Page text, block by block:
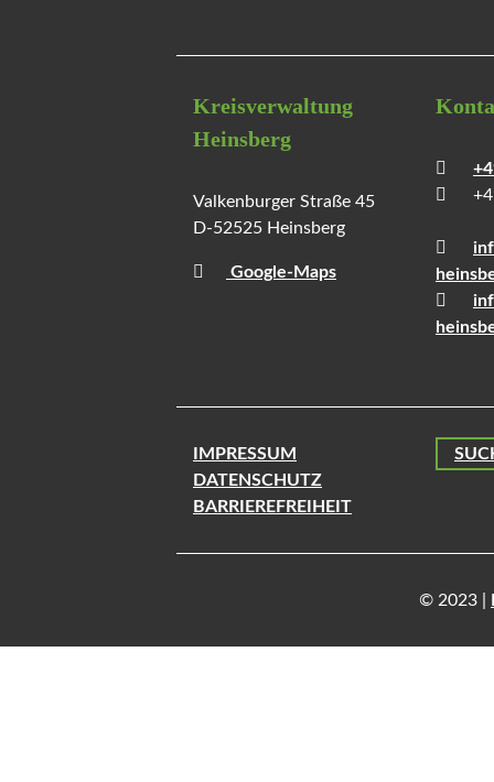
Kreisverwaltung
Heinsberg
Valkenburger Straße 45
D-52525 Heinsberg
Google-Maps
IMPRESSUM
DATENSCHUTZ
BARRIEREFREIHEIT
© 2023 |